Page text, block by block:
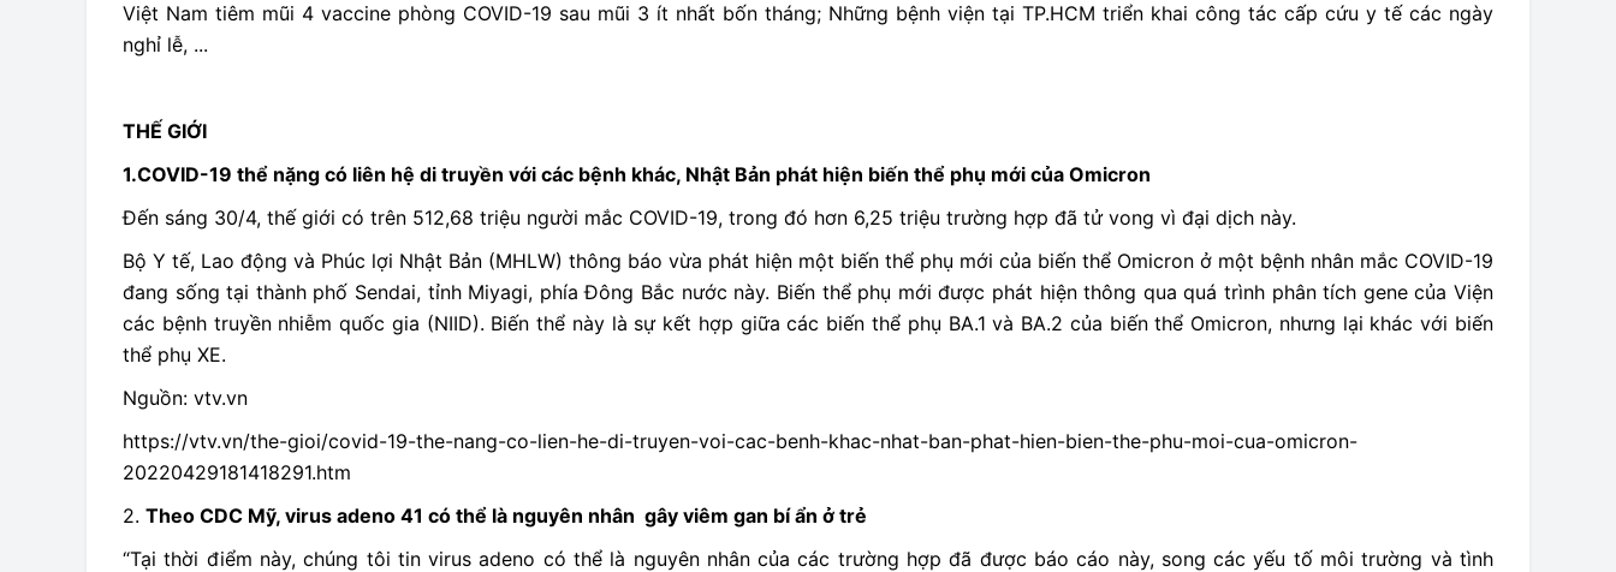
Việt Nam tiêm mũi 4 vaccine phòng COVID-19 sau mũi 3 ít nhất bốn tháng; Những bệnh viện tại TP.HCM triển khai công tác cấp cứu y tế các ngày
nghỉ lễ, ...
THẾ GIỚI
1.COVID-19 thể nặng có liên hệ di truyền với các bệnh khác, Nhật Bản phát hiện biến thể phụ mới của Omicron
Đến sáng 30/4, thế giới có trên 512,68 triệu người mắc COVID-19, trong đó hơn 6,25 triệu trường hợp đã tử vong vì đại dịch này.
Bộ Y tế, Lao động và Phúc lợi Nhật Bản (MHLW) thông báo vừa phát hiện một biến thể phụ mới của biến thể Omicron ở một bệnh nhân mắc COVID-19
đang sống tại thành phố Sendai, tỉnh Miyagi, phía Đông Bắc nước này. Biến thể phụ mới được phát hiện thông qua quá trình phân tích gene của Viện
các bệnh truyền nhiễm quốc gia (NIID). Biến thể này là sự kết hợp giữa các biến thể phụ BA.1 và BA.2 của biến thể Omicron, nhưng lại khác với biến
thể phụ XE.
Nguồn: vtv.vn
https://vtv.vn/the-gioi/covid-19-the-nang-co-lien-he-di-truyen-voi-cac-benh-khac-nhat-ban-phat-hien-bien-the-phu-moi-cua-omicron-
20220429181418291.htm
2. Theo CDC Mỹ, virus adeno 41 có thể là nguyên nhân gây viêm gan bí ẩn ở trẻ
“Tại thời điểm này, chúng tôi tin virus adeno có thể là nguyên nhân của các trường hợp đã được báo cáo này, song các yếu tố môi trường và tình